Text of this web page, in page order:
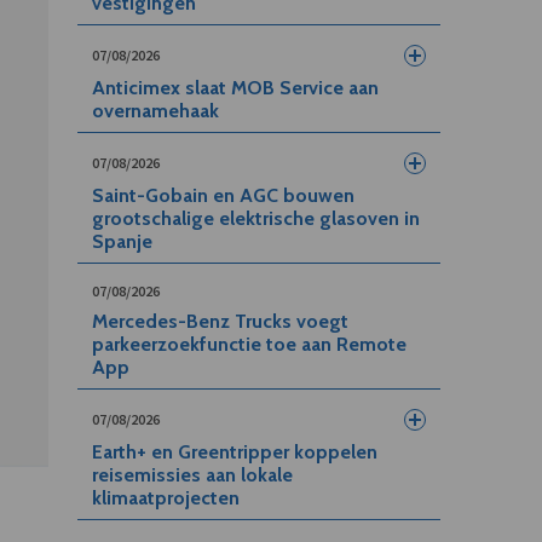
07/08/2026
Anticimex slaat MOB Service aan
overnamehaak
07/08/2026
Saint-Gobain en AGC bouwen
grootschalige elektrische glasoven in
Spanje
07/08/2026
Mercedes-Benz Trucks voegt
parkeerzoekfunctie toe aan Remote
App
07/08/2026
Earth+ en Greentripper koppelen
reisemissies aan lokale
klimaatprojecten